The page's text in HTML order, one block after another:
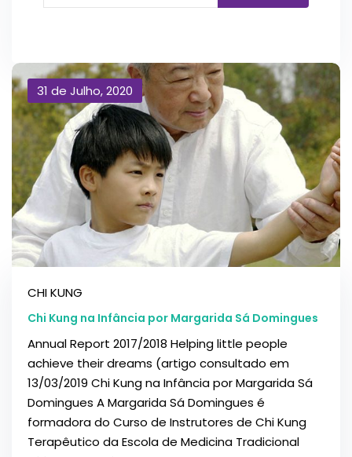
31 de Julho, 2020
CHI KUNG
Chi Kung na Infância por Margarida Sá Domingues
Annual Report 2017/2018 Helping little people
achieve their dreams (artigo consultado em
13/03/2019 Chi Kung na Infância por Margarida Sá
Domingues A Margarida Sá Domingues é
formadora do Curso de Instrutores de Chi Kung
Terapêutico da Escola de Medicina Tradicional